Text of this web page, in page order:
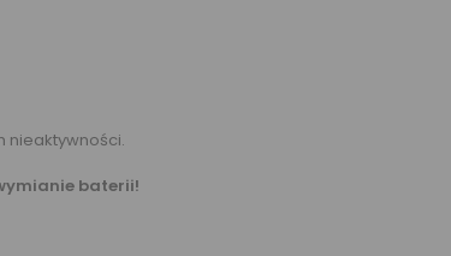
nieaktywności.
baterii!